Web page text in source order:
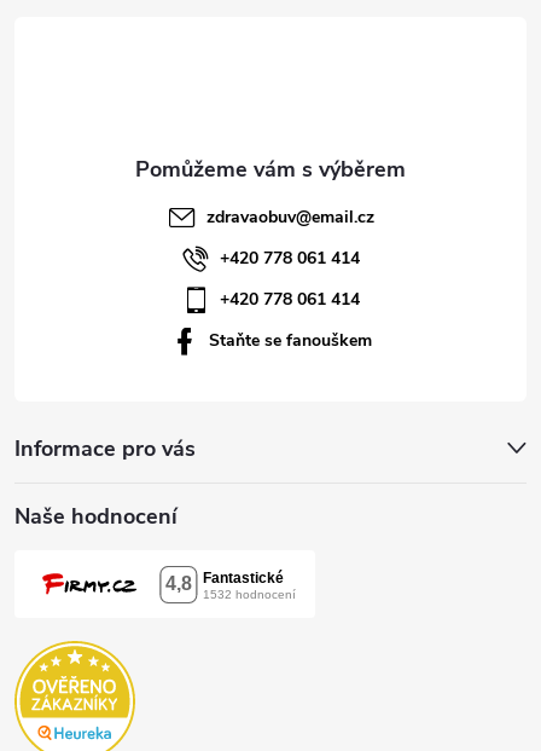
Informace pro vás
Naše hodnocení
zdravaobuv@email.cz
+420 778 061 414
+420 778 061 414
Staňte se fanouškem